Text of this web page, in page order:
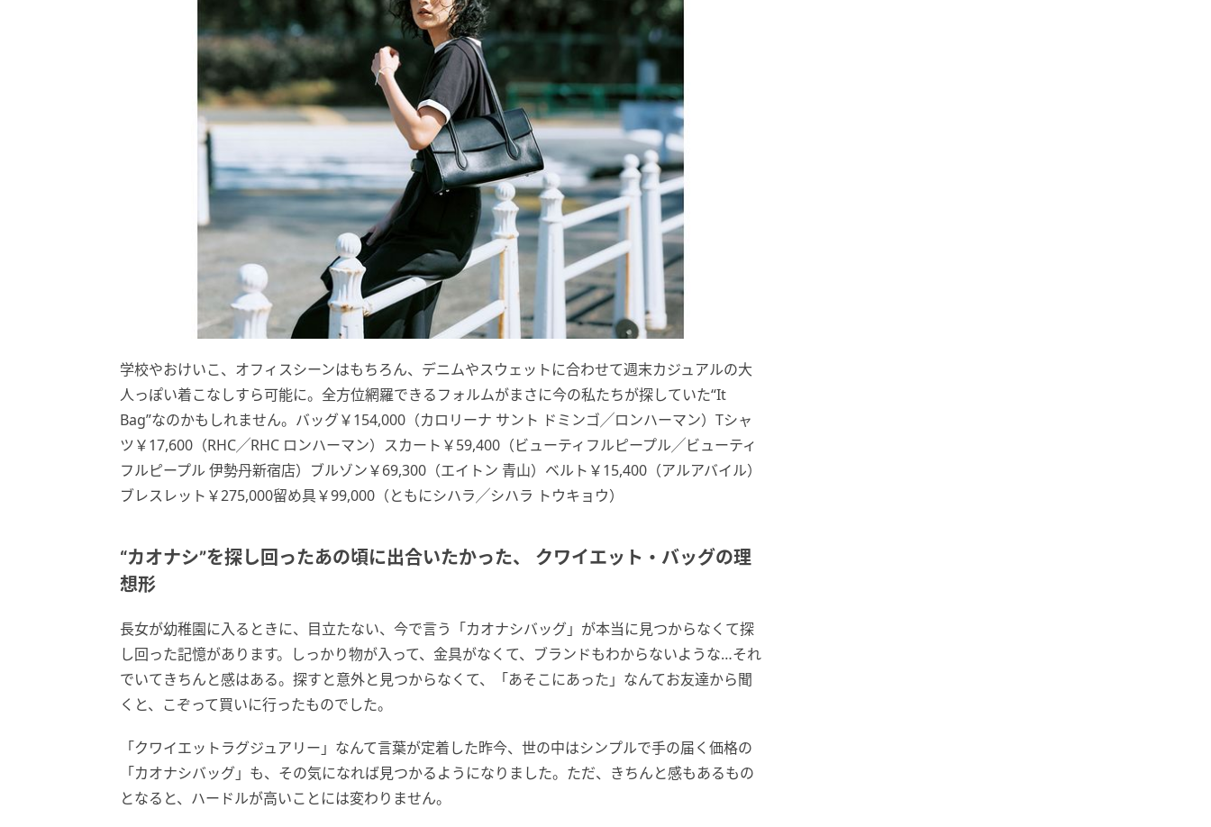
学校やおけいこ、オフィスシーンはもちろん、デニムやスウェットに合わせて週末カジュアルの大
人っぽい着こなしすら可能に。全方位網羅できるフォルムがまさに今の私たちが探していた“It
Bag”なのかもしれません。バッグ￥154,000（カロリーナ サント ドミンゴ╱ロンハーマン）Tシャ
ツ￥17,600（RHC╱RHC ロンハーマン）スカート￥59,400（ビューティフルピープル╱ビューティ
フルピープル 伊勢丹新宿店）ブルゾン￥69,300（エイトン 青山）ベルト￥15,400（アルアバイル）
ブレスレット￥275,000留め具￥99,000（ともにシハラ╱シハラ トウキョウ）
“カオナシ”を探し回ったあの頃に出合いたかった、 クワイエット・バッグの理
想形
長女が幼稚園に入るときに、目立たない、今で言う「カオナシバッグ」が本当に見つからなくて探
し回った記憶があります。しっかり物が入って、金具がなくて、ブランドもわからないような…それ
でいてきちんと感はある。探すと意外と見つからなくて、「あそこにあった」なんてお友達から聞
くと、こぞって買いに行ったものでした。
「クワイエットラグジュアリー」なんて言葉が定着した昨今、世の中はシンプルで手の届く価格の
「カオナシバッグ」も、その気になれば見つかるようになりました。ただ、きちんと感もあるもの
となると、ハードルが高いことには変わりません。